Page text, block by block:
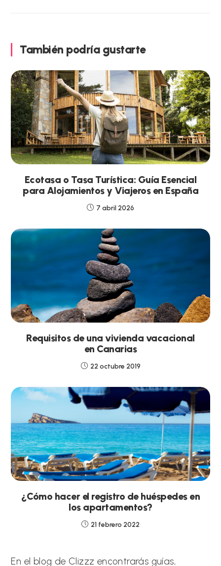
También podría gustarte
Ecotasa o Tasa Turística: Guía Esencial
para Alojamientos y Viajeros en España
7 abril 2026
Requisitos de una vivienda vacacional
en Canarias
22 octubre 2019
¿Cómo hacer el registro de huéspedes en
los apartamentos?
21 febrero 2022
En el blog de Clizzz encontrarás guías,